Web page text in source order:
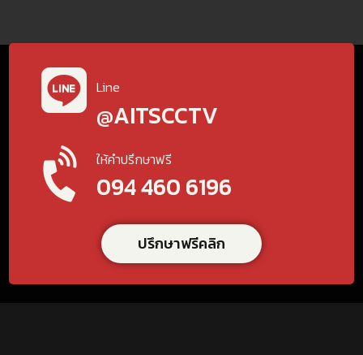
ให้คำปรึกษาฟรี
094 460 6196
Line
@AITSCCTV
ปรึกษาฟรีคลิก